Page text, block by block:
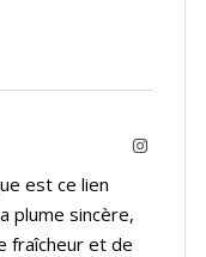
Instagram
est ce lien
plume sincère,
fraîcheur et de